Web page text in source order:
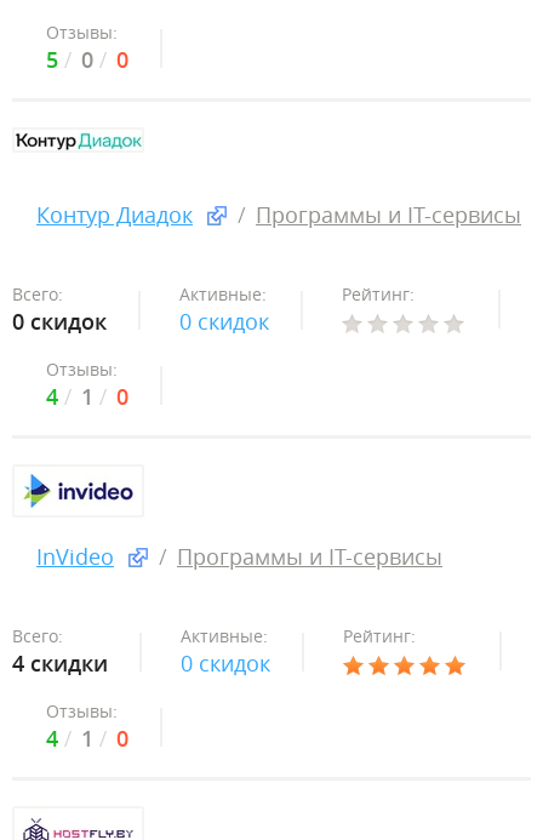
Отзывы:
5 0 0
Контур Диадок Программы и IT-сервисы
Всего:
0 скидок
Активные:
0 скидок
Рейтинг:
Отзывы:
4 1 0
InVideo Программы и IT-сервисы
Всего:
4 скидки
Активные:
0 скидок
Рейтинг:
Отзывы:
4 1 0